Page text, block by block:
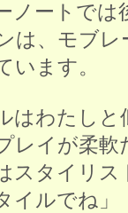
ノートでは
は、モブ
います。
はわたしと
レイが柔軟
スタイリス
イルでね」